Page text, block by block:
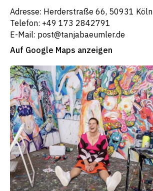
Adresse: Herderstraße 66, 50931 Köln
Telefon: +49 173 2842791
E-Mail: post@tanjabaeumler.de
Auf Google Maps anzeigen